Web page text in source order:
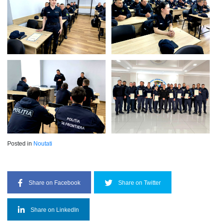
Posted in Noutati
Share on Facebook Share on Twitter
Share on LinkedIn